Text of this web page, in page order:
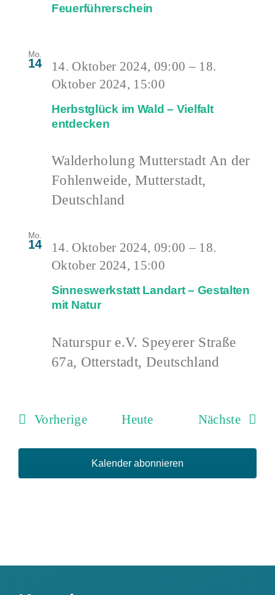
Feuerführerschein
Mo.
14
Herbstglück im Wald – Vielfalt
entdecken
14. Oktober 2024, 09:00 – 18.
Oktober 2024, 15:00
Walderholung Mutterstadt An der
Fohlenweide, Mutterstadt,
Deutschland
Mo.
14
Sinneswerkstatt Landart – Gestalten
mit Natur
14. Oktober 2024, 09:00 – 18.
Oktober 2024, 15:00
Naturspur e.V. Speyerer Straße
67a, Otterstadt, Deutschland
VorherigeVeranstaltungen
Heute Nächste
Kalender abonnieren